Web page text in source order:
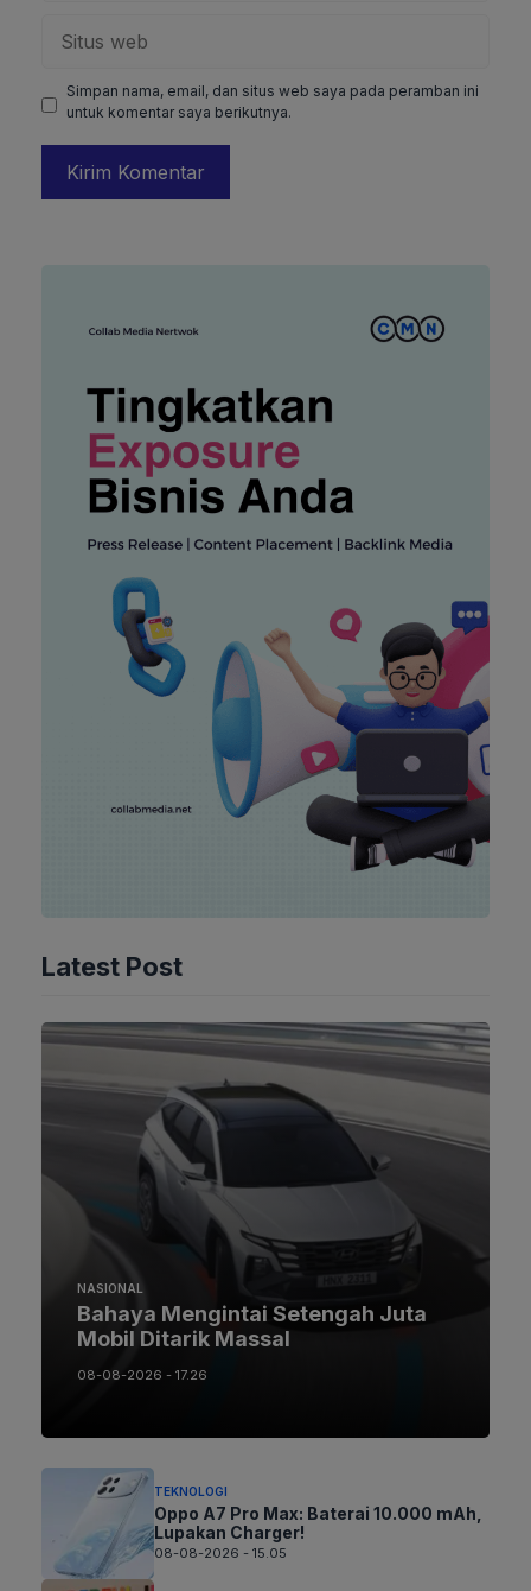
web
Simpan nama, email, dan situs web saya pada peramban ini
untuk komentar saya berikutnya.
Latest Post
NASIONAL
Bahaya Mengintai Setengah Juta
Mobil Ditarik Massal
08-08-2026 - 17.26
TEKNOLOGI
Oppo A7 Pro Max: Baterai 10.000 mAh,
Lupakan Charger!
08-08-2026 - 15.05